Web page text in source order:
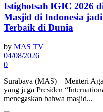
Istighotsah IGIC 2026
Masjid di Indonesia
Terbaik di Dunia
by MAS TV
04/08/2026
0
Surabaya (MAS) – Menteri
yang juga Presiden
menegaskan bahwa masjid...